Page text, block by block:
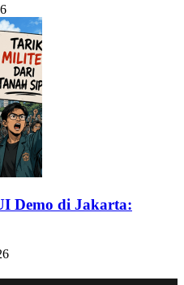
Demo di Jakarta: